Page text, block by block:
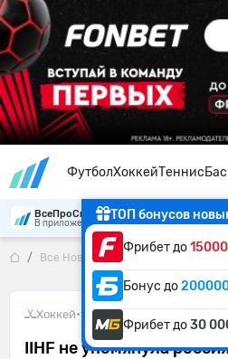
ФутболХоккейТеннис
ТОП бонусов
Фрибет до
Бонус до
Фрибет до30
ВсеПроСпорт
В приложении удобнее
Все Новости IIHF не
Хоккей•16.06.2026
IIHF не упомянула